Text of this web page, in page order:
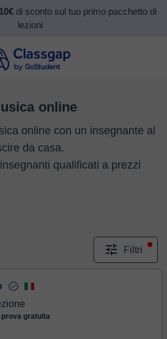
10€di sconto sul tuo primo pacchetto di
lezioni
online
online con un insegnante al
da casa.
qualificati a prezzi
Filtri
gratuita